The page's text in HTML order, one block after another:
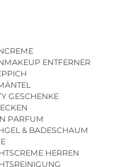
ENTFERNER
GESCHENKE
PARFUM
& BADESCHAUM
HERREN